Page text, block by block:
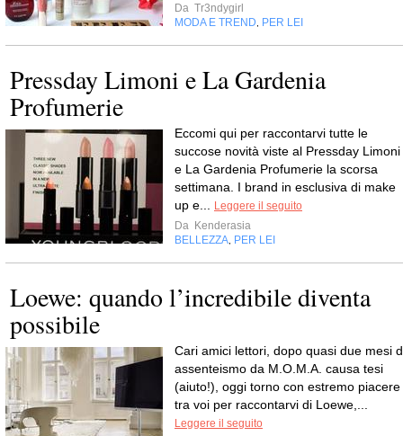
Da Tr3ndygirl
MODA E TREND, PER LEI
Pressday Limoni e La Gardenia
Profumerie
Eccomi qui per raccontarvi tutte le
succose novità viste al Pressday Limoni
e La Gardenia Profumerie la scorsa
settimana. I brand in esclusiva di make
up e... Leggere il seguito
Da Kenderasia
BELLEZZA, PER LEI
Loewe: quando l’incredibile diventa
possibile
Cari amici lettori, dopo quasi due mesi
assenteismo da M.O.M.A. causa tesi
(aiuto!), oggi torno con estremo piacere
tra voi per raccontarvi di Loewe,...
Leggere il seguito